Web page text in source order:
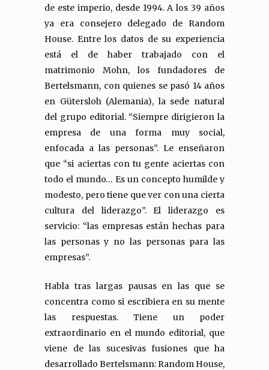
de este imperio, desde 1994. A los 39 años
ya era consejero delegado de Random
House. Entre los datos de su experiencia
está el de haber trabajado con el
matrimonio Mohn, los fundadores de
Bertelsmann, con quienes se pasó 14 años
en Gütersloh (Alemania), la sede natural
del grupo editorial. “Siempre dirigieron la
empresa de una forma muy social,
enfocada a las personas”. Le enseñaron
que “si aciertas con tu gente aciertas con
todo el mundo… Es un concepto humilde y
modesto, pero tiene que ver con una cierta
cultura del liderazgo”. El liderazgo es
servicio: “las empresas están hechas para
las personas y no las personas para las
empresas”.
Habla tras largas pausas en las que se
concentra como si escribiera en su mente
las respuestas. Tiene un poder
extraordinario en el mundo editorial, que
viene de las sucesivas fusiones que ha
desarrollado Bertelsmann: Random House,